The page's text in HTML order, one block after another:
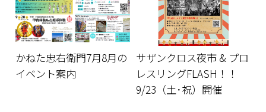
かねた忠右衛門7月8月の
イベント案内
サザンクロス夜市 & プロ
レスリングFLASH！！
9/23（土･祝）開催